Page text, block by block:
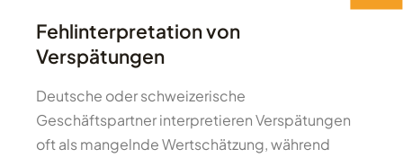
Fehlinterpretation von
Verspätungen
Deutsche oder schweizerische
Geschäftspartner interpretieren Verspätungen
oft als mangelnde Wertschätzung, während